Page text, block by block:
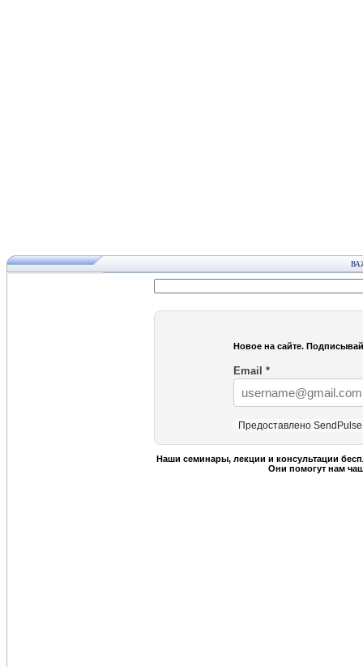
Новое на сайте.
Email *
Предоставлено SendPulse
Наши семинары, лекции и консультации
Они помогут нам